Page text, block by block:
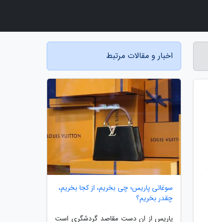
اخبار و مقالات مرتبط
سوغاتی پاریس؛ چی بخریم، از کجا بخریم،
چقدر بخریم؟
پاریس از ان دست مقاصد گردشگری است